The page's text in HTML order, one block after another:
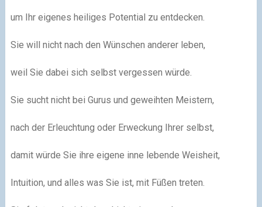
um Ihr eigenes heiliges Potential zu entdecken.
Sie will nicht nach den Wünschen anderer leben,
weil Sie dabei sich selbst vergessen würde.
Sie sucht nicht bei Gurus und geweihten Meistern,
nach der Erleuchtung oder Erweckung Ihrer selbst,
damit würde Sie ihre eigene inne lebende Weisheit,
Intuition, und alles was Sie ist, mit Füßen treten.